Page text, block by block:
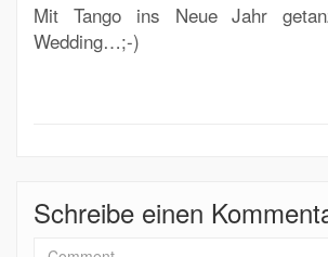
Mit Tango ins Neue Jahr
Wedding…;-)
Schreibe einen